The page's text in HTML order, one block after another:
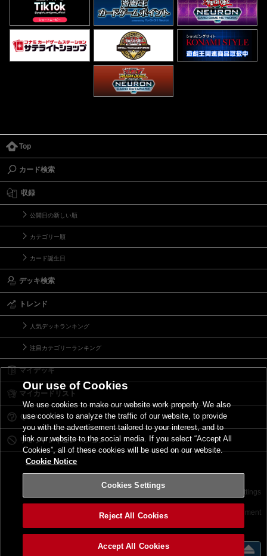
Top
カード検索
収録
公開日の新しい順
カテゴリー順
カード誕生日
デッキ検索
トレンド
人気デッキランキング
注目カテゴリーランキング
マイデッキ
マイカードリスト
Ｑ＆Ａ
リミットレギュレーション
サイトポリシー Cookies Settings
©2026 Konami Digital Entertainment
Our use of Cookies
We use cookies to make our website work properly. We also
use cookies to analyze the traffic of our website, to provide
you with the advertisement tailored to your interest, and to
link our website to the social media. If you select “Accept All
Cookies”, all of these cookies will be used on our website.
Cookie Notice
Cookies Settings
Reject All Cookies
Accept All Cookies